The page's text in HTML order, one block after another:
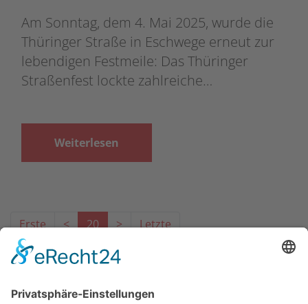
Am Sonntag, dem 4. Mai 2025, wurde die
Thüringer Straße in Eschwege erneut zur
lebendigen Festmeile: Das Thüringer
Straßenfest lockte zahlreiche…
Weiterlesen
Erste < 20 > Letzte
Das Projekt zur Implementierung der Einheitlichen